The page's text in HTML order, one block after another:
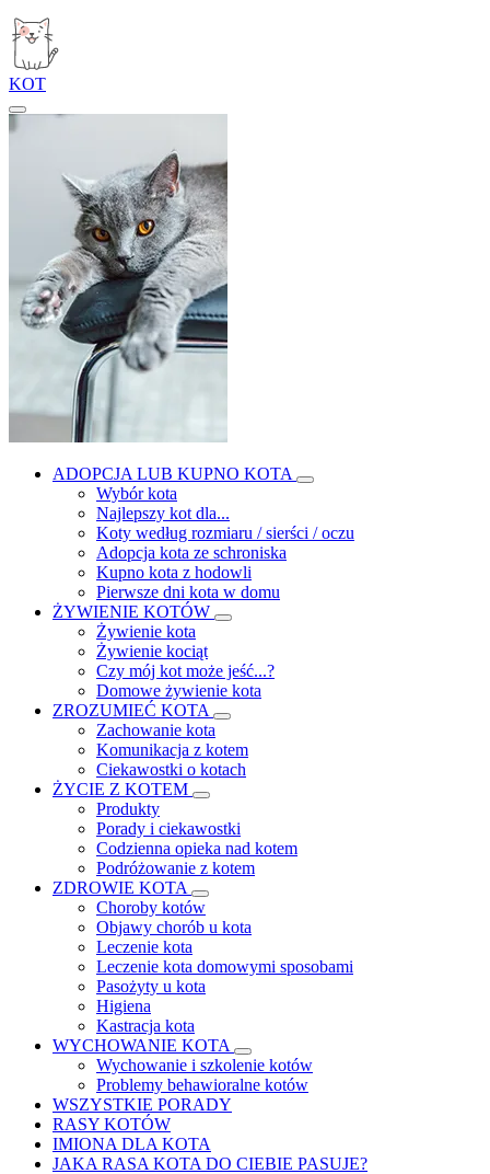
KOT
ADOPCJA LUB KUPNO KOTA
Wybór kota
Najlepszy kot dla...
Koty według rozmiaru / sierści / oczu
Adopcja kota ze schroniska
Kupno kota z hodowli
Pierwsze dni kota w domu
ŻYWIENIE KOTÓW
Żywienie kota
Żywienie kociąt
Czy mój kot może jeść...?
Domowe żywienie kota
ZROZUMIEĆ KOTA
Zachowanie kota
Komunikacja z kotem
Ciekawostki o kotach
ŻYCIE Z KOTEM
Produkty
Porady i ciekawostki
Codzienna opieka nad kotem
Podróżowanie z kotem
ZDROWIE KOTA
Choroby kotów
Objawy chorób u kota
Leczenie kota
Leczenie kota domowymi sposobami
Pasożyty u kota
Higiena
Kastracja kota
WYCHOWANIE KOTA
Wychowanie i szkolenie kotów
Problemy behawioralne kotów
WSZYSTKIE PORADY
RASY KOTÓW
IMIONA DLA KOTA
JAKA RASA KOTA DO CIEBIE PASUJE?